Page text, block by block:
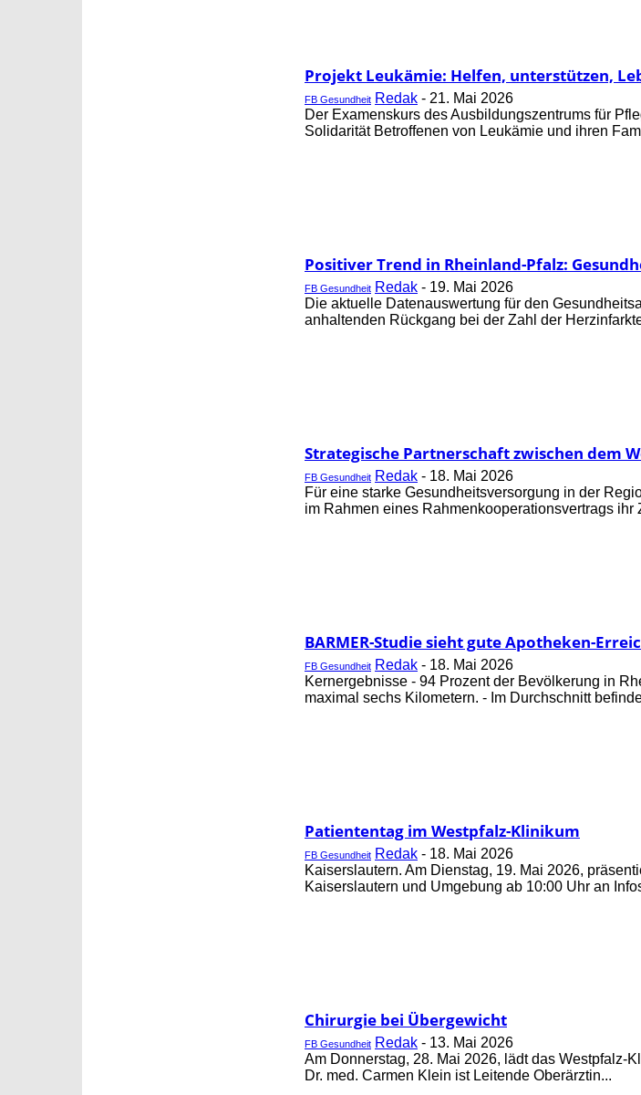
Projekt Leukämie: Helfen, unterstützen,
FB Gesundheit Redak - 21. Mai 2026
Der Examenskurs des Ausbildungszentrums für
Solidarität Betroffenen von Leukämie und ihren
Positiver Trend in Rheinland-Pfalz:
FB Gesundheit Redak - 19. Mai 2026
Die aktuelle Datenauswertung für den
anhaltenden Rückgang bei der Zahl der
Strategische Partnerschaft zwischen dem
FB Gesundheit Redak - 18. Mai 2026
Für eine starke Gesundheitsversorgung in der
im Rahmen eines Rahmenkooperationsvertrags
BARMER-Studie sieht gute Apotheken-
FB Gesundheit Redak - 18. Mai 2026
Kernergebnisse - 94 Prozent der Bevölkerung in
maximal sechs Kilometern. - Im Durchschnitt
Patiententag im Westpfalz-Klinikum
FB Gesundheit Redak - 18. Mai 2026
Kaiserslautern. Am Dienstag, 19. Mai 2026,
Kaiserslautern und Umgebung ab 10:00 Uhr an
Chirurgie bei Übergewicht
FB Gesundheit Redak - 13. Mai 2026
Am Donnerstag, 28. Mai 2026, lädt das Westpfalz-
Dr. med. Carmen Klein ist Leitende Oberärztin...